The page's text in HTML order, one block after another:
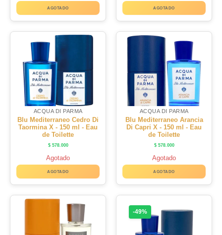
AGOTADO AGOTADO
ACQUA DI PARMA
Blu Mediterraneo Cedro Di
Taormina X - 150 ml - Eau
de Toilette
$578.000
Agotado
AGOTADO
ACQUA DI PARMA
Blu Mediterraneo Arancia
Di Capri X - 150 ml - Eau
de Toilette
$578.000
Agotado
AGOTADO
-49%